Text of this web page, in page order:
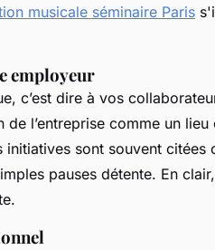
musicale séminaire Paris
employeur
c’est dire à vos
l’entreprise comme un
sont souvent citées
pauses détente. En